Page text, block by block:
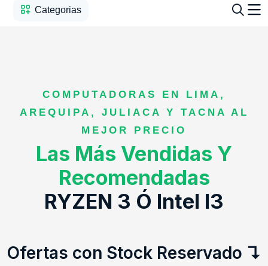
Categorias
COMPUTADORAS EN LIMA,
AREQUIPA, JULIACA Y TACNA AL
MEJOR PRECIO
Las Más Vendidas Y
Recomendadas
RYZEN 3 Ó Intel I3
Ofertas con Stock Reservado ↴